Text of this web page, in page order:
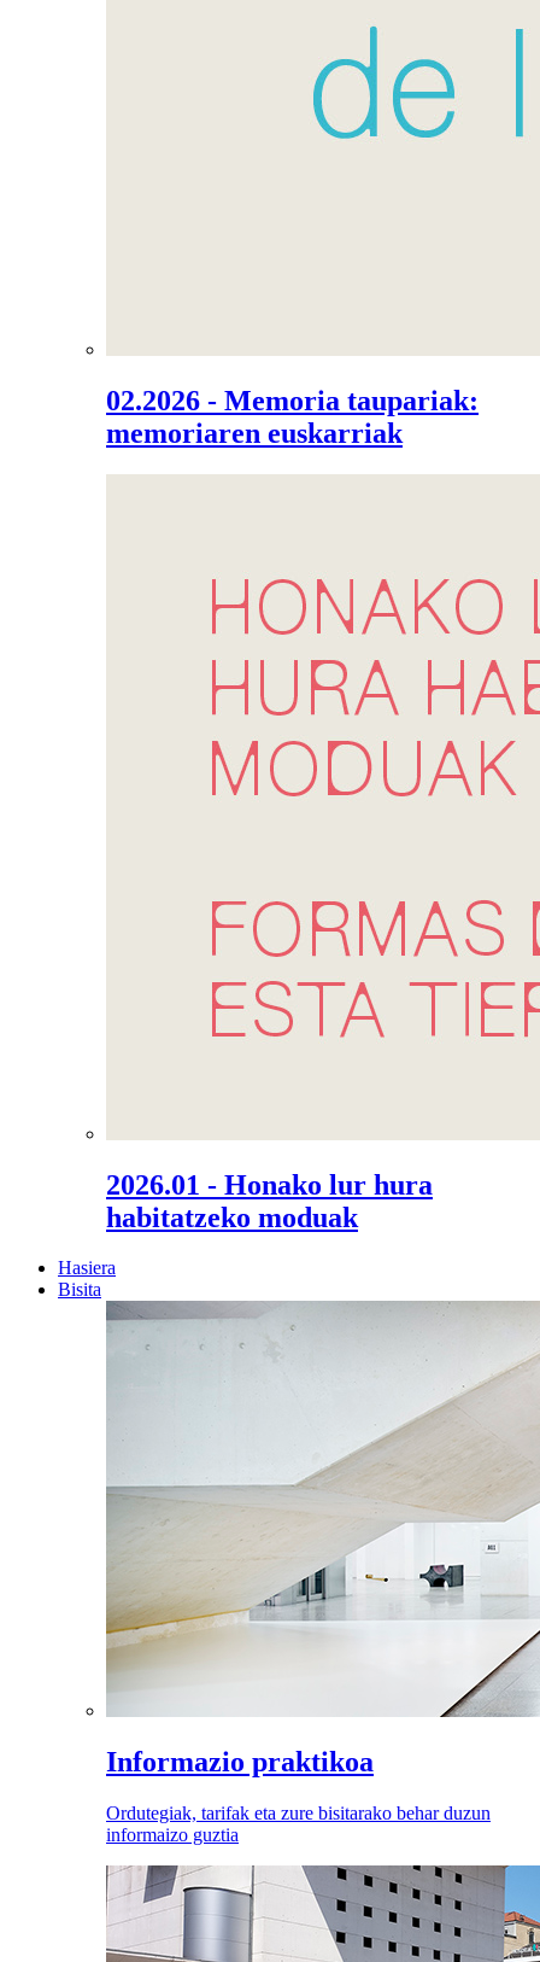
02.2026 - Memoria taupariak:
memoriaren euskarriak
2026.01 - Honako lur hura
habitatzeko moduak
Hasiera
Bisita
Informazio praktikoa
Ordutegiak, tarifak eta zure bisitarako behar duzun
informaizo guztia